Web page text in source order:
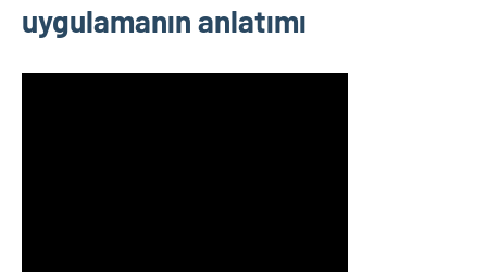
uygulamanın anlatımı